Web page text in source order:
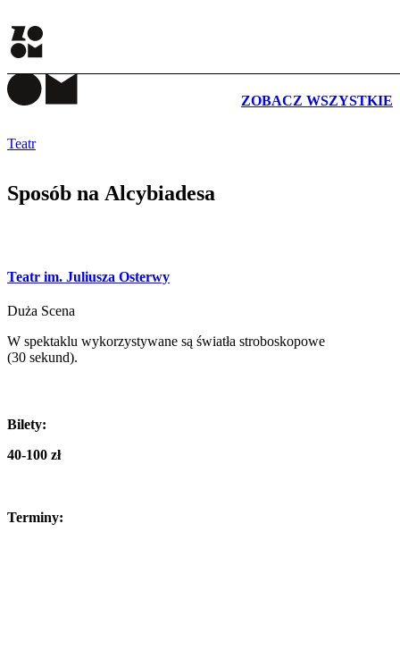
ZOBACZ WSZYSTKIE
Teatr
Sposób na Alcybiadesa
Teatr im. Juliusza Osterwy
Duża Scena
W spektaklu wykorzystywane są światła stroboskopowe
(30 sekund).
Bilety:
40-100 zł
Terminy: